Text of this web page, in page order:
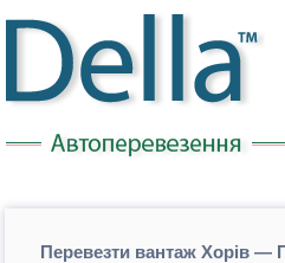
Перевезти вантаж Хорів —